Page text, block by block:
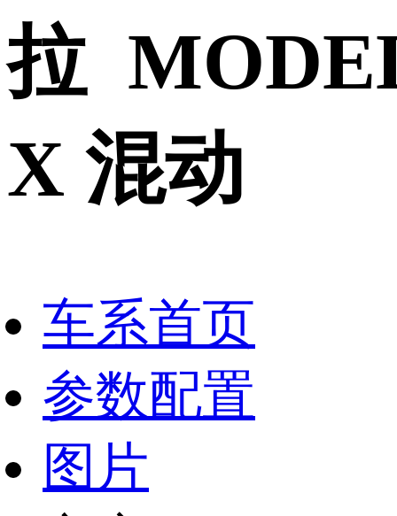
拉
X 混动
车系首页
参数配置
图片